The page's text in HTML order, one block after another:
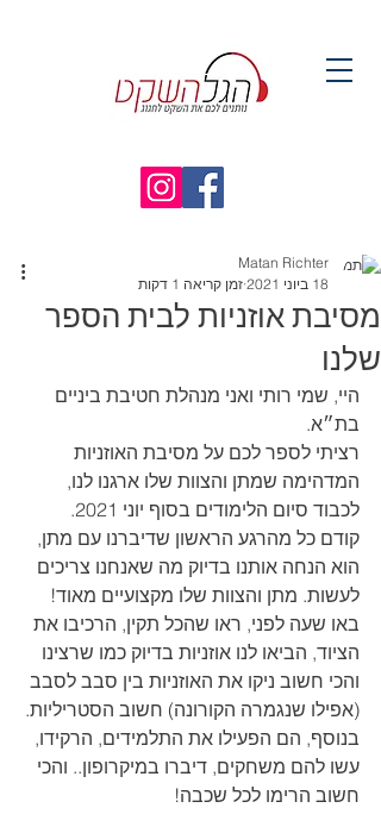
מסיבת אוזניות לבית הספר
שלנו
Matan Richter
18 ביוני 2021
זמן קריאה 1 דקות
היי, שמי רותי ואני מנהלת חטיבת ביניים
בת״א.
רציתי לספר לכם על מסיבת האוזניות
המדהימה שמתן והצוות שלו ארגנו לנו,
לכבוד סיום הלימודים בסוף יוני 2021.
קודם כל מהרגע הראשון שדיברנו עם מתן,
הוא הנחה אותנו בדיוק מה שאנחנו צריכים
לעשות. מתן והצוות שלו מקצועיים מאוד!
באו שעה לפני, ראו שהכל תקין, הרכיבו את
הציוד, הביאו לנו אוזניות בדיוק כמו שרצינו
והכי חשוב ניקו את האוזניות בין סבב לסבב
(אפילו שנגמרה הקורונה) חשוב הסטריליות.
בנוסף, הם הפעילו את התלמידים, הרקידו,
עשו להם משחקים, דיברו במיקרופון.. והכי
חשוב הרימו לכל שכבה!